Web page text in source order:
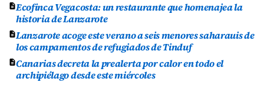
Ecofinca Vegacosta: un restaurante que homenajea la
historia de Lanzarote
Lanzarote acoge este verano a seis menores saharauis de
los campamentos de refugiados de Tinduf
Canarias decreta la prealerta por calor en todo el
archipiélago desde este miércoles